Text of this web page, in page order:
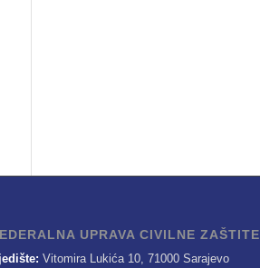
UPRAVA CIVILNE ZAŠTITE
Vitomira Lukića 10, 71000 Sarajevo